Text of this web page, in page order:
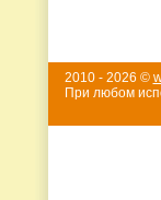
2010 - 2026 ©
При любом